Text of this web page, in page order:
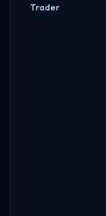
Trader